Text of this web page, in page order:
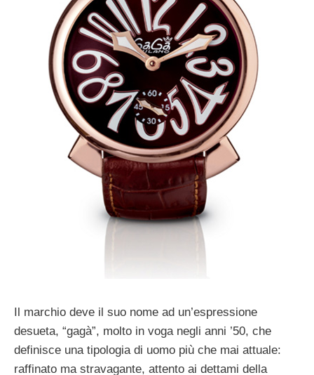
Il marchio deve il suo nome ad un’espressione
desueta, “gagà”, molto in voga negli anni ’50, che
definisce una tipologia di uomo più che mai attuale:
raffinato ma stravagante, attento ai dettami della